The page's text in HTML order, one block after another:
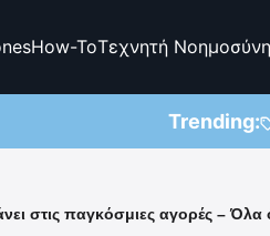
How-ToΤεχνητή Νοημοσύνη
Trending:
στις παγκόσμιες αγορές – Όλα